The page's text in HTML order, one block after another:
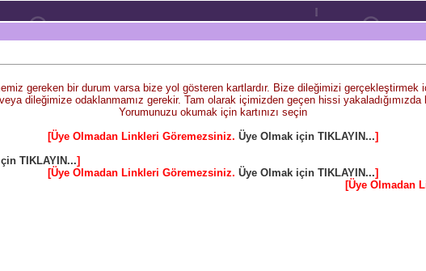
gereken bir durum varsa bize yol gösteren kartlardır. Bize dileğimizi gerçekleştirmek
dileğimize odaklanmamız gerekir. Tam olarak içimizden geçen hissi yakaladığımızda
Yorumunuzu okumak için kartınızı seçin
[Üye Olmadan Linkleri Göremezsiniz. Üye Olmak için TIKLAYIN...]
TIKLAYIN...]
[Üye Olmadan Linkleri Göremezsiniz. Üye Olmak için TIKLAYIN...]
[Üye Olmadan